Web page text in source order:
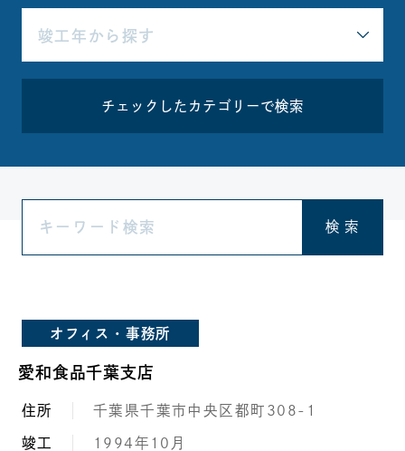
チェックしたカテゴリーで検索
検 索
オフィス・事務所
愛和食品千葉支店
住所 千葉県千葉市中央区都町308-1
竣工 1994年10月